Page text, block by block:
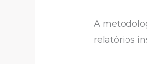
A
relatórios